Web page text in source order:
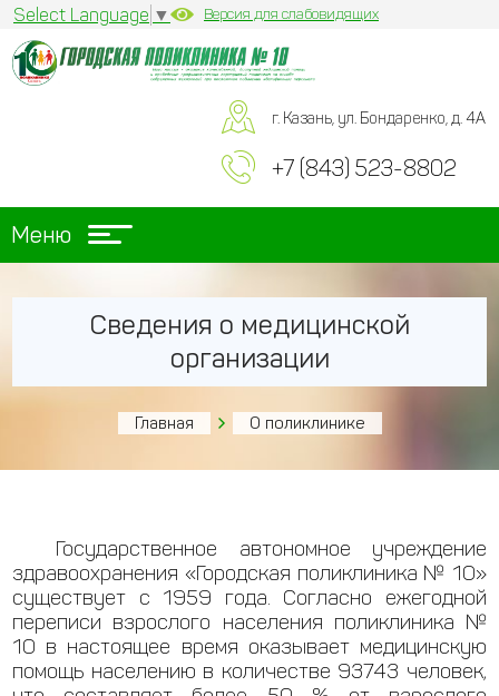
Select Language ▼ Версия для слабовидящих
г. Казань, ул. Бондаренко, д. 4А
+7 (843) 523-8802
Меню
Сведения о медицинской
организации
Главная О поликлинике
Государственное автономное учреждение
здравоохранения «Городская поликлиника № 10»
существует с 1959 года. Согласно ежегодной
переписи взрослого населения поликлиника №
10 в настоящее время оказывает медицинскую
помощь населению в количестве 93743 человек,